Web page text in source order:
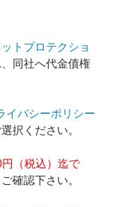
トプロテクショ
同社へ代金債権
イバシーポリシー
択ください。
（税込）迄で
確認下さい。